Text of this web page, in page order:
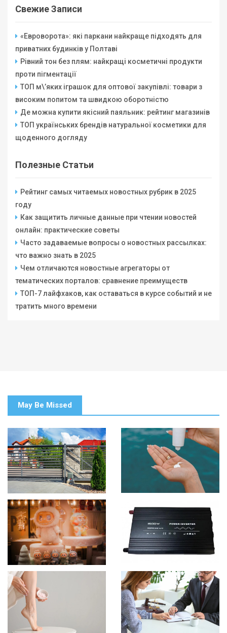
Свежие Записи
«Евроворота»: які паркани найкраще підходять для
приватних будинків у Полтаві
Рівний тон без плям: найкращі косметичні продукти
проти пігментації
ТОП м\’яких іграшок для оптової закупівлі: товари з
високим попитом та швидкою оборотністю
Де можна купити якісний паяльник: рейтинг магазинів
ТОП українських брендів натуральної косметики для
щоденного догляду
Полезные Статьи
Рейтинг самых читаемых новостных рубрик в 2025
году
Как защитить личные данные при чтении новостей
онлайн: практические советы
Часто задаваемые вопросы о новостных рассылках:
что важно знать в 2025
Чем отличаются новостные агрегаторы от
тематических порталов: сравнение преимуществ
ТОП-7 лайфхаков, как оставаться в курсе событий и не
тратить много времени
May Be Missed